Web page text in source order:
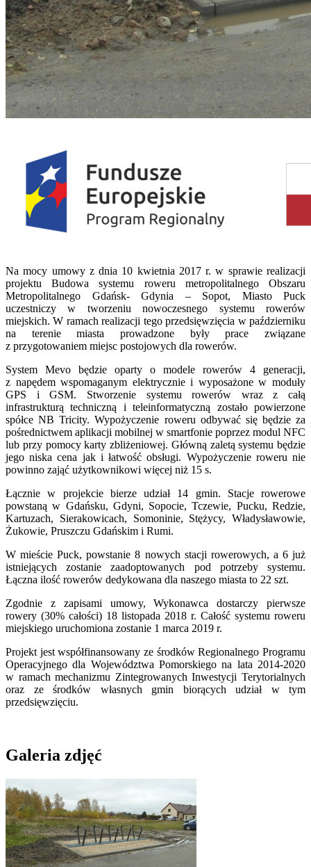
Na mocy umowy z dnia 10 kwietnia 2017 r. w sprawie realizacji
projektu Budowa systemu roweru metropolitalnego Obszaru
Metropolitalnego Gdańsk- Gdynia – Sopot, Miasto Puck
uczestniczy w tworzeniu nowoczesnego systemu rowerów
miejskich. W ramach realizacji tego przedsięwzięcia w październiku
na terenie miasta prowadzone były prace związane
z przygotowaniem miejsc postojowych dla rowerów.
System Mevo będzie oparty o modele rowerów 4 generacji,
z napędem wspomaganym elektrycznie i wyposażone w moduły
GPS i GSM. Stworzenie systemu rowerów wraz z całą
infrastrukturą techniczną i teleinformatyczną zostało powierzone
spółce NB Tricity. Wypożyczenie roweru odbywać się będzie za
pośrednictwem aplikacji mobilnej w smartfonie poprzez modul NFC
lub przy pomocy karty zbliżeniowej. Główną zaletą systemu będzie
jego niska cena jak i łatwość obsługi. Wypożyczenie roweru nie
powinno zająć użytkownikowi więcej niż 15 s.
Łącznie w projekcie bierze udział 14 gmin. Stacje rowerowe
powstaną w Gdańsku, Gdyni, Sopocie, Tczewie, Pucku, Redzie,
Kartuzach, Sierakowicach, Somoninie, Stężycy, Władysławowie,
Żukowie, Pruszczu Gdańskim i Rumi.
W mieście Puck, powstanie 8 nowych stacji rowerowych, a 6 już
istniejących zostanie zaadoptowanych pod potrzeby systemu.
Łączna ilość rowerów dedykowana dla naszego miasta to 22 szt.
Zgodnie z zapisami umowy, Wykonawca dostarczy pierwsze
rowery (30% całości) 18 listopada 2018 r. Całość systemu roweru
miejskiego uruchomiona zostanie 1 marca 2019 r.
Projekt jest współfinansowany ze środków Regionalnego Programu
Operacyjnego dla Województwa Pomorskiego na lata 2014-2020
w ramach mechanizmu Zintegrowanych Inwestycji Terytorialnych
oraz ze środków własnych gmin biorących udział w tym
przedsięwzięciu.
Galeria zdjęć